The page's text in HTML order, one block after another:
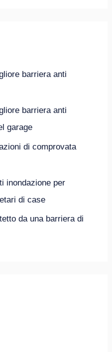
barriera anti
barriera anti
garage
di comprovata
inondazione per
di case
da una barriera di